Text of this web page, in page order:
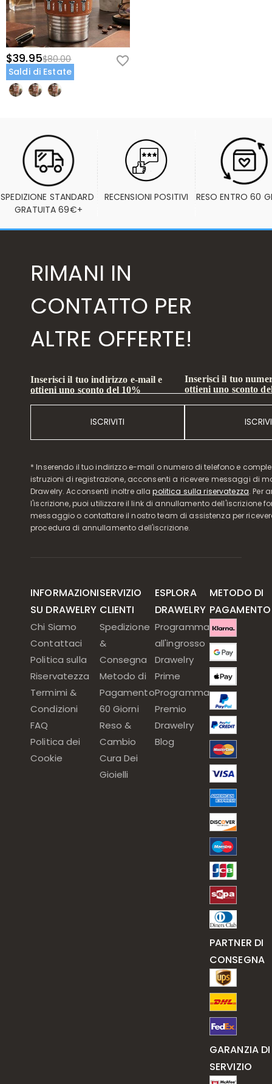
$39.95$80.00
Saldi di Estate
SPEDIZIONE STANDARD
GRATUITA 69€+
RECENSIONI POSITIVI RESO ENTRO 60
RIMANI IN
CONTATTO PER
ALTRE OFFERTE!
Inserisci il tuo indirizzo e-mail e
ottieni uno sconto del 10%
ISCRIVITI
Inserisci il tuo
ottieni uno sconto
* Inserendo il tuo indirizzo e-mail o numero di telefono e
istruzioni di registrazione, acconsenti a ricevere messaggi di
Drawelry. Acconsenti inoltre allapolitica sulla riservatezza. Per
l'iscrizione, puoi utilizzare il link di annullamento dell'iscrizione
messaggio o contattare il nostro team di assistenza per
procedura di annullamento dell'iscrizione.
INFORMAZIONI
SU DRAWELRY
Chi Siamo
Contattaci
Politica sulla
Riservatezza
Termimi &
Condizioni
FAQ
Politica dei
Cookie
SERVIZIO
CLIENTI
Spedizione
&
Consegna
Metodo di
Pagamento
60 Giorni
Reso &
Cambio
Cura Dei
Gioielli
ESPLORA
DRAWELRY
Programma
all'ingrosso
Drawelry
Prime
Programma
Premio
Drawelry
Blog
METODO DI
PAGAMENTO
PARTNER DI
CONSEGNA
GARANZIA DI
SERVIZIO